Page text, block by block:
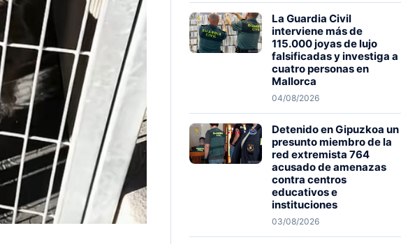
La Guardia Civil
interviene más de
115.000 joyas de lujo
falsificadas y investiga a
cuatro personas en
Mallorca
04/08/2026
Detenido en Gipuzkoa un
presunto miembro de la
red extremista 764
acusado de amenazas
contra centros
educativos e
instituciones
03/08/2026